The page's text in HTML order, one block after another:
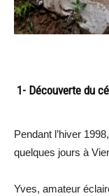
1- Découverte du
Pendant l’hiver
quelques jours à
Yves, amateur